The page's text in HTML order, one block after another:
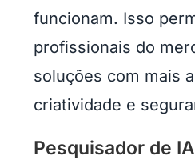
funcionam. Isso
profissionais do
soluções com mais
criatividade e
Pesquisador de